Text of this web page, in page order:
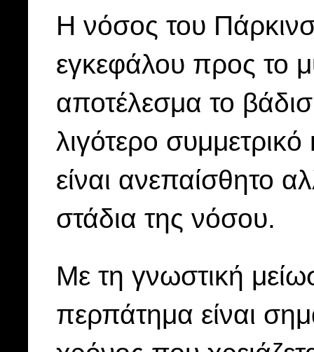
Η νόσος του
εγκεφάλου προς το
αποτέλεσμα το
λιγότερο
είναι ανεπαίσθητο
στάδια της νόσου.
Με τη γνωστική
περπάτημα είναι